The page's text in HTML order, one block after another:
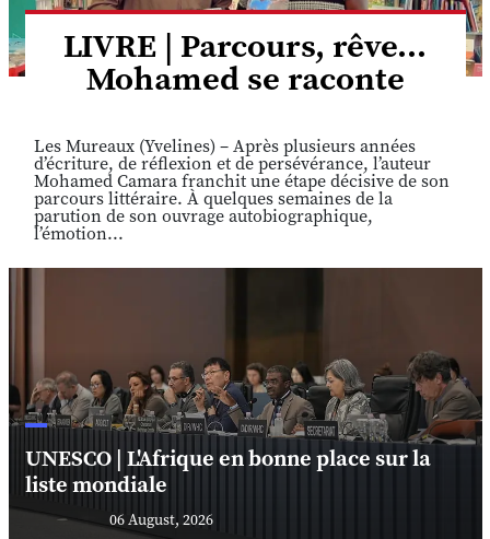
LIVRE | Parcours, rêve...
Mohamed se raconte
Les Mureaux (Yvelines) – Après plusieurs années
d’écriture, de réflexion et de persévérance, l’auteur
Mohamed Camara franchit une étape décisive de son
parcours littéraire. À quelques semaines de la
parution de son ouvrage autobiographique,
l’émotion...
UNESCO | L'Afrique en bonne place sur la
liste mondiale
06 August, 2026